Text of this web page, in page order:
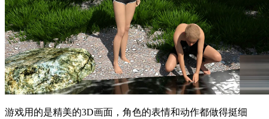
游戏用的是精美的3D画面，角色的表情和动作都做得挺细